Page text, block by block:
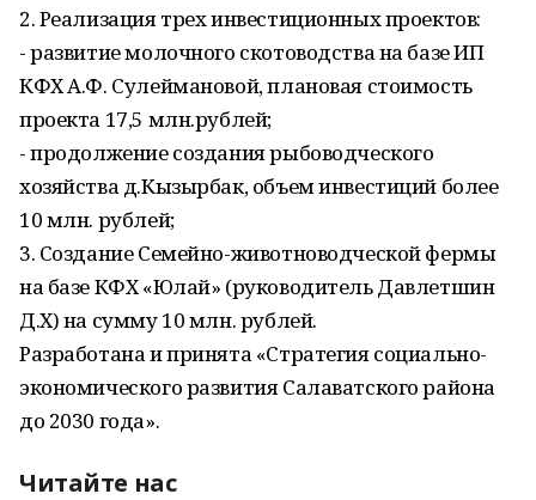
2. Реализация трех инвестиционных проектов:
- развитие молочного скотоводства на базе ИП
КФХ А.Ф. Сулеймановой, плановая стоимость
проекта 17,5 млн.рублей;
- продолжение создания рыбоводческого
хозяйства д.Кызырбак, объем инвестиций более
10 млн. рублей;
3. Создание Семейно-животноводческой фермы
на базе КФХ «Юлай» (руководитель Давлетшин
Д.Х) на сумму 10 млн. рублей.
Разработана и принята «Стратегия социально-
экономического развития Салаватского района
до 2030 года».
Читайте нас